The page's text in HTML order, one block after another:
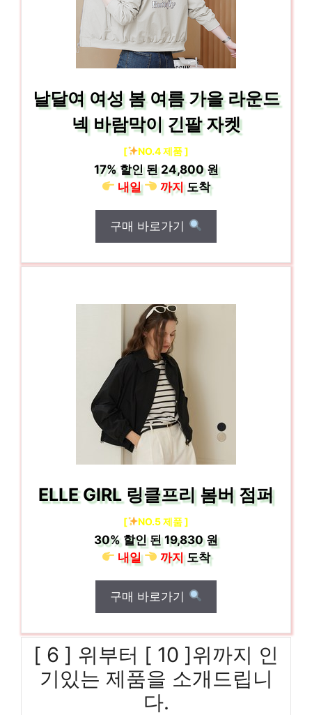
날달여 여성 봄 여름 가을 라운드
넥 바람막이 긴팔 자켓
[ NO.4 제품 ]
17%할인 된24,800 원
내일
까지도착
구매 바로가기
ELLE GIRL 링클프리 봄버 점퍼
[ NO.5 제품 ]
30% 할인 된19,830 원
내일
까지도착
구매 바로가기
[ 6 ] 위부터 [ 10 ]위까지 인
기있는 제품을 소개드립니
다.